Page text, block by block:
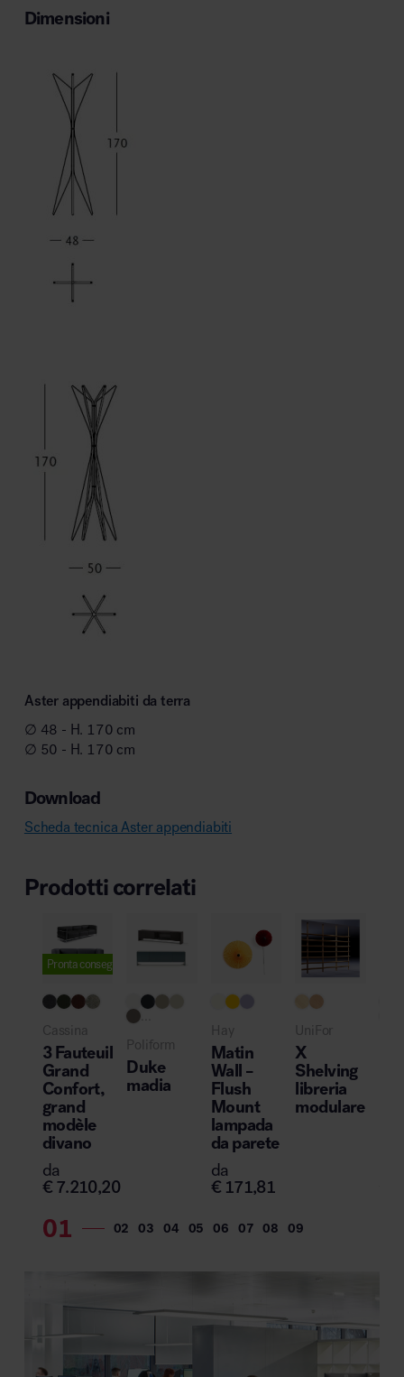
Dimensioni
Aster appendiabiti da terra
∅ 48 - H. 170 cm
∅ 50 - H. 170 cm
Download
Scheda tecnica Aster appendiabiti
Prodotti correlati
Pronta consegna
Cassina
3 Fauteuil
Grand
Confort,
grand
modèle
divano
da
€ 7.210,20
Poliform
Duke
madia
Hay
Matin
Wall –
Flush
Mount
lampada
da parete
da
€ 171,81
UniFor
X
Shelving
libreria
modulare